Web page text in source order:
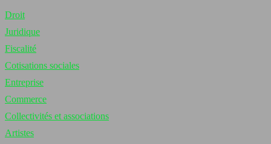
Droit
Juridique
Fiscalité
Cotisations sociales
Entreprise
Commerce
Collectivités et associations
Artistes